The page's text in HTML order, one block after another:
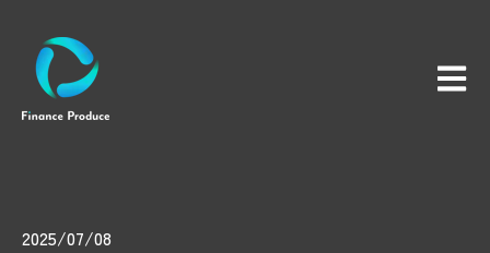
メイ
2025/07/08